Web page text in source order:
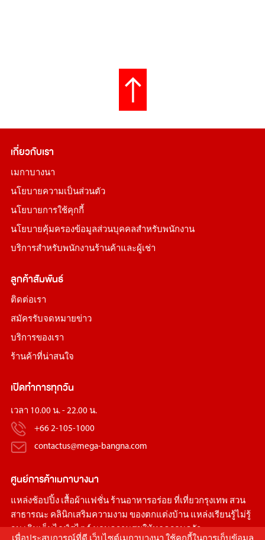
เกี่ยวกับเรา
เมกาบางนา
นโยบายความเป็นส่วนตัว
นโยบายการใช้คุกกี้
นโยบายคุ้มครองข้อมูลส่วนบุคคลสำหรับพนักงาน
บริการสำหรับพนักงานร้านค้าและผู้เช่า
ลูกค้าสัมพันธ์
ติดต่อเรา
สมัครรับจดหมายข่าว
บริการของเรา
ร้านค้าที่น่าสนใจ
เปิดทำการทุกวัน
เวลา 10.00 น. - 22.00 น.
+66 2-105-1000
contactus@mega-bangna.com
ศูนย์การค้าเมกาบางนา
แหล่งช้อปปิ้ง เสื้อผ้าแฟชั่น ร้านอาหารอร่อย ที่เที่ยวกรุงเทพ สวน
สาธารณะ คลินิกเสริมความงาม ของตกแต่งบ้านแหล่งเรียนรู้ไม่รู้
จบ เติมเต็มไลฟ์สไตล์ มอบความสุขให้ทุกครอบครัว